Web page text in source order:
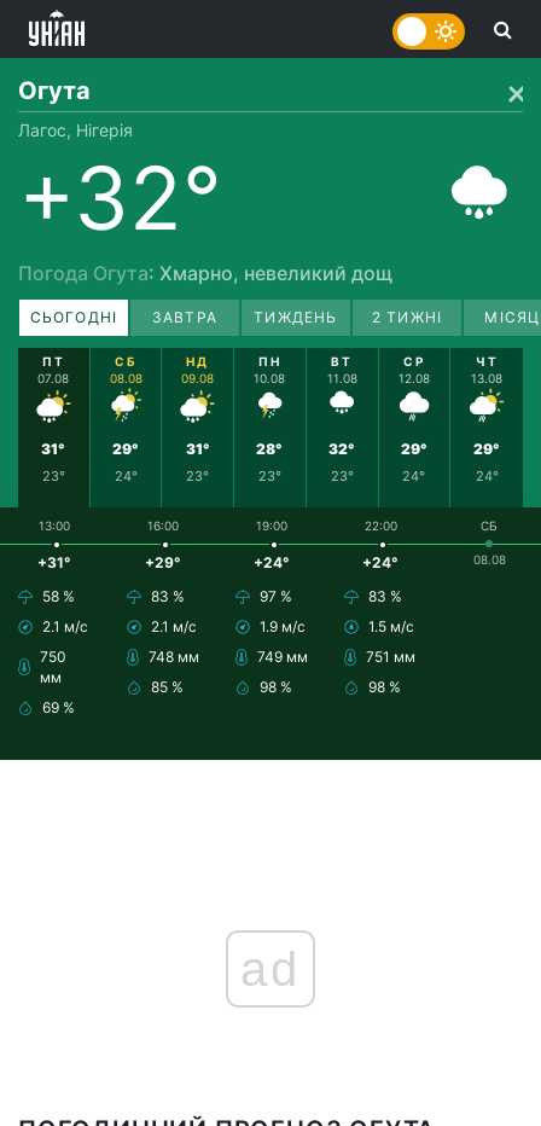
Огута
Лагос, Нігерія
+32°
Погода Огута: Хмарно, невеликий дощ
СЬОГОДНІ ЗАВТРА ТИЖДЕНЬ 2 ТИЖНІ
ПТ
07.08
31°
23°
СБ
08.08
29°
24°
НД
09.08
31°
23°
ПН
10.08
28°
23°
ВТ
11.08
32°
23°
СР
12.08
29°
24°
ЧТ
13.08
29°
24°
13:00
+31°
58 %
2.1 м/с
750
мм
69 %
16:00
+29°
83 %
2.1 м/с
748 мм
85 %
19:00
+24°
97 %
1.9 м/с
749 мм
98 %
22:00
+24°
83 %
1.5 м/с
751 мм
98 %
СБ
08.08
ad